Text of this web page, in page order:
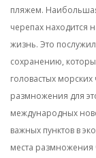
пляжем.
черепах находится
жизнь. Это
сохранению,
головастых
размножения для
международных
важных пунктов в
места размножения